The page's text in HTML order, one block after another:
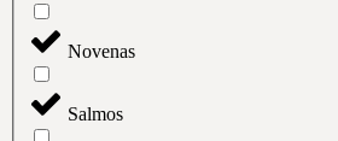
Novenas
Salmos